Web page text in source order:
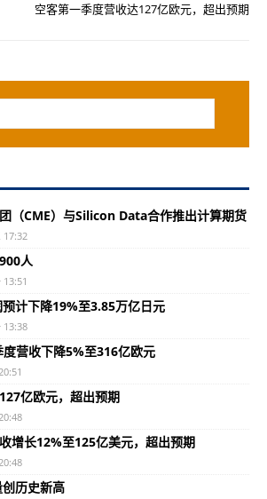
空客第一季度营收达127亿欧元，超出预期
（CME）与Silicon Data合作推出计算期货
17:32
人
计下降19%至3.85万亿日元
13:38
营收下降5%至316亿欧元
亿欧元，超出预期
增长12%至125亿美元，超出预期
历史新高